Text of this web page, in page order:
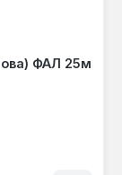
ФАЛ 25м